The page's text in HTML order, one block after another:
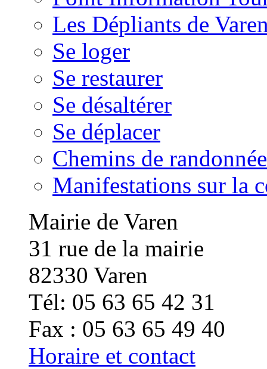
Les Dépliants de
Se loger
Se restaurer
Se désaltérer
Se déplacer
Chemins de randonnée
Manifestations sur la
Mairie de Varen
31 rue de la mairie
82330 Varen
Tél: 05 63 65 42 31
Fax : 05 63 65 49 40
Horaire et contact